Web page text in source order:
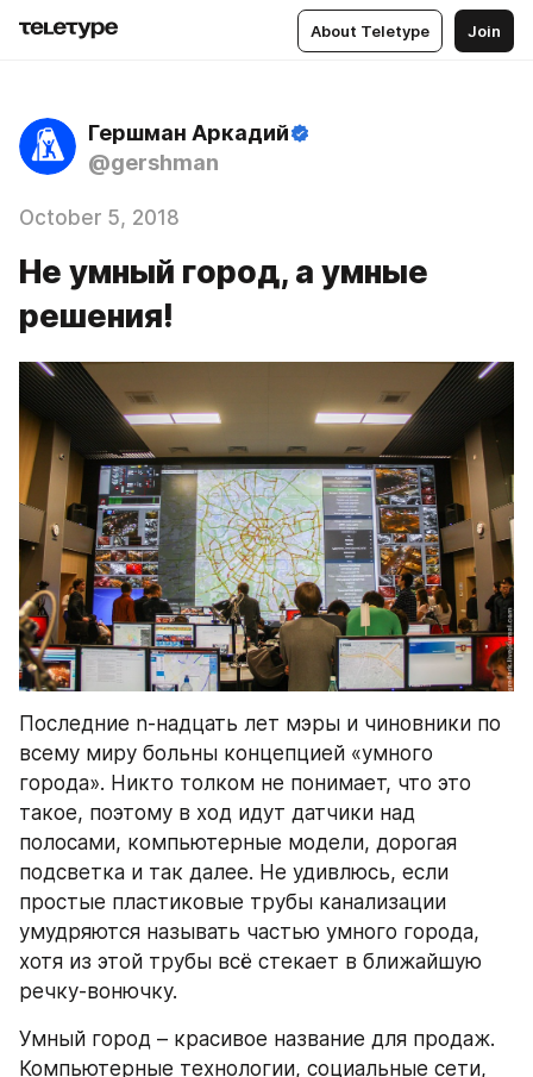
About Teletype Join
Гершман Аркадий
@gershman
October 5, 2018
Не умный город, а умные
решения!
Последние n-надцать лет мэры и чиновники по
всему миру больны концепцией «умного
города». Никто толком не понимает, что это
такое, поэтому в ход идут датчики над
полосами, компьютерные модели, дорогая
подсветка и так далее. Не удивлюсь, если
простые пластиковые трубы канализации
умудряются называть частью умного города,
хотя из этой трубы всё стекает в ближайшую
речку-вонючку.
Умный город – красивое название для продаж.
Компьютерные технологии, социальные сети,